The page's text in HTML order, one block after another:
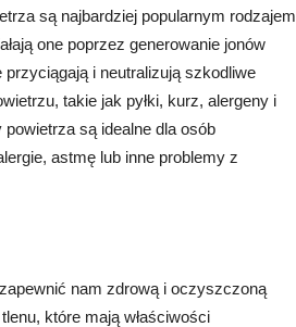
są najbardziej popularnym rodzajem
one poprzez generowanie jonów
przyciągają i neutralizują szkodliwe
takie jak pyłki, kurz, alergeny i
są idealne dla osób
astmę lub inne problemy z
nam zdrową i oczyszczoną
które mają właściwości